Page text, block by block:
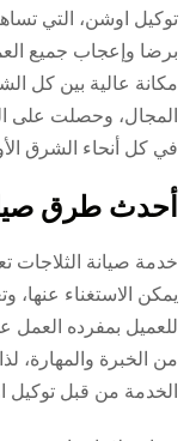
توكيل اوشن، التي
برضا وإعجاب جميع
مكانة عالية بين كل
المجال، وحصلت على
في كل أنحاء الشرق
أحدث طرق
خدمة صيانة الثلاجات
يمكن الاستغناء عنها،
للعميل بمفرده العمل
من الخبرة والمهارة،
الخدمة من قبل توكيل